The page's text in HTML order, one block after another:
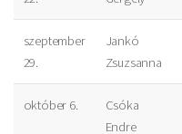
szeptember
29.
Jankó
Zsuzsanna
október 6.
Csóka
Endre